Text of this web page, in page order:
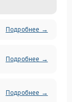
Подробнее →
Подробнее →
Подробнее →